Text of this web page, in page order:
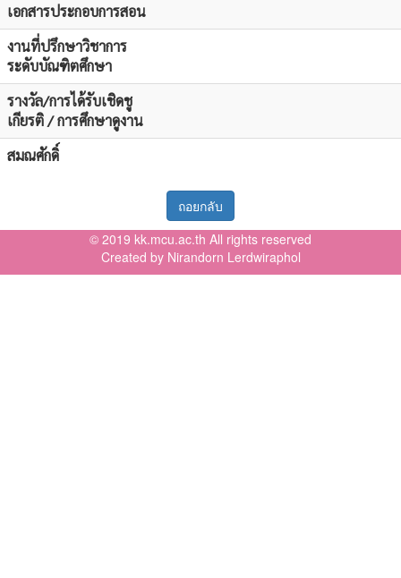
เอกสารประกอบการสอน
งานที่ปรึกษาวิชาการ
ระดับบัณฑิตศึกษา
รางวัล/การได้รับเชิดชู
เกียรติ / การศึกษาดูงาน
สมณศักดิ์
ถอยกลับ
© 2019 kk.mcu.ac.th All rights reserved
Created by Nirandorn Lerdwiraphol